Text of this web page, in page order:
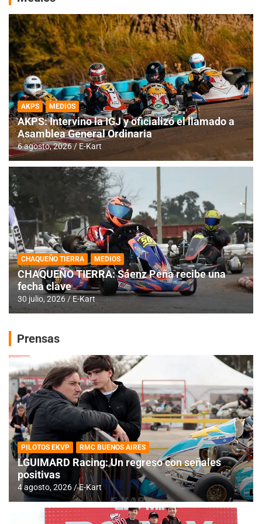
AKPS MEDIOS
AKPS: Intervino la IGJ y oficializó el llamado a
Asamblea General Ordinaria
6 agosto, 2026 E-Kart
CHAQUEÑO TIERRA MEDIOS
CHAQUEÑO TIERRA: Sáenz Peña recibe una
fecha clave
30 julio, 2026 E-Kart
Prensas
PILOTOS EKVP RMC BUENOS AIRES
LGUIMARD Racing: Un regreso con señales
positivas
4 agosto, 2026 E-Kart